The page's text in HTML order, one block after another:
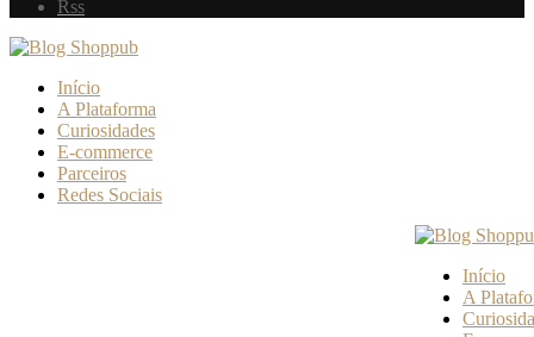
Rss
Início
A Plataforma
Curiosidades
E-commerce
Parceiros
Redes Sociais
Início
A